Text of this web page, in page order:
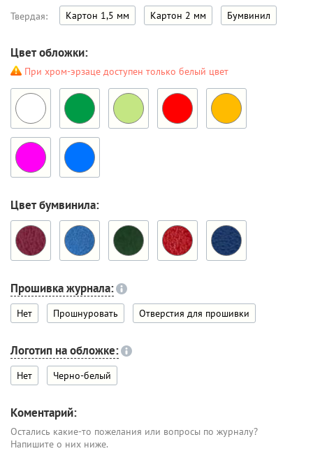
Твердая: Картон 1,5 мм Картон 2 мм Бумвинил
Цвет обложки:
При хром-эрзаце доступен только белый цвет
Цвет бумвинила:
Прошивка журнала:
Нет Прошнуровать Отверстия для прошивки
Логотип на обложке:
Нет Черно-белый
Коментарий:
Остались какие-то пожелания или вопросы по журналу?
Напишите о них ниже.